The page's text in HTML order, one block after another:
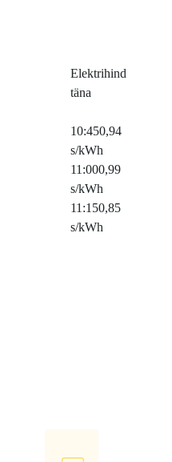
Elektrihind
täna
10:450,94
s/kWh
11:000,99
s/kWh
11:150,85
s/kWh